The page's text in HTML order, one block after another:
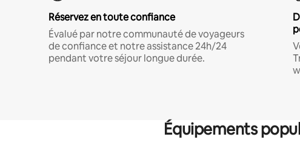
Réservez en toute confiance
Évalué par notre communauté de voyageurs
de confiance et notre assistance 24h/24
pendant votre séjour longue durée.
Équipements